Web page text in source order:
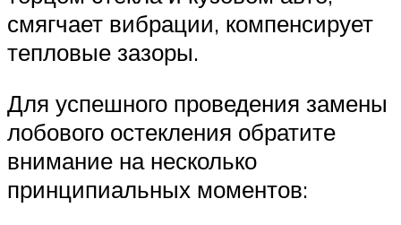
смягчает вибрации, компенсирует
тепловые зазоры.
Для успешного проведения замены
лобового остекления обратите
внимание на несколько
принципиальных моментов: